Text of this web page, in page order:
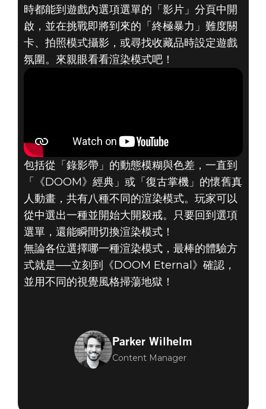
DOOM® Eternal
2020年8月19日
使用渲染模式，
ETERNAL》──
現已推出！
時都能到遊戲內選項選單的「影片」分頁中開
啟，並在挑戰即將到來的「終極暴力」難度關
卡、拍照模式攝影，或尋找收藏品時設定遊戲
氛圍。來親眼看看渲染模式吧！
包括從「錄影帶」的動態模糊與色差，一直到
「《DOOM》經典」或「復古掌機」的懷舊真
人動畫，共有八種不同的渲染模式。玩家可以
從中選出一種並開始大開殺戒。只要回到選項
選單，還能瞬間切換渲染模式！
無論各位選擇哪一種渲染模式，最棒的體驗方
式就是──立刻到《DOOM Eternal》確認，
並用不同的視覺風格掃蕩地獄！
Parker Wilhelm
Content Manager